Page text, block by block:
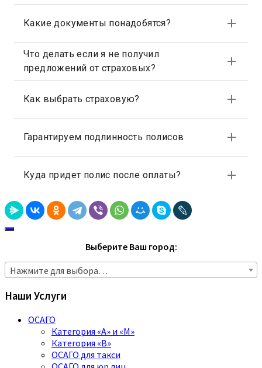
Выберите Ваш город:
Нажмите для выбора…
Наши Услуги
ОСАГО
Категория «A» и «M»
Категория «B»
ОСАГО для такси